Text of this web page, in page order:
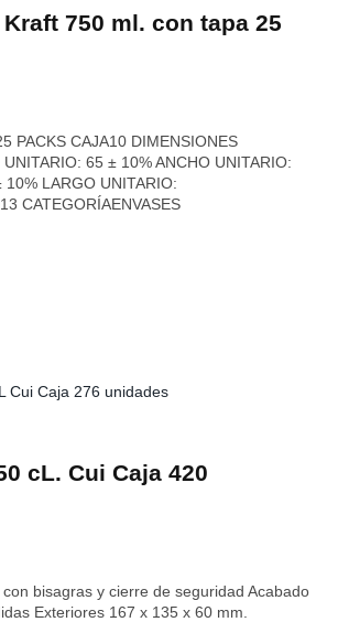
750 ml. con tapa 25
PACKS CAJA10 DIMENSIONES
65 ± 10% ANCHO UNITARIO:
LARGO UNITARIO:
CATEGORÍAENVASES
cL. Cui Caja 420
bisagras y cierre de seguridad Acabado
Exteriores 167 x 135 x 60 mm.